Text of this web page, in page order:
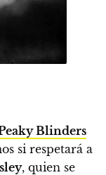
Blinders
si respetará a
, quien se